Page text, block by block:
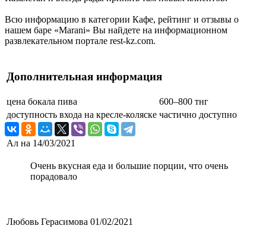
Всю информацию в категории Кафе, рейтинг и отзывы о
нашем баре «Marani» Вы найдете на информационном
развлекательном портале rest-kz.com.
Дополнительная информация
цена бокала пива
600–800 тнг
доступность входа на кресле-коляске частично доступно
Ал на 14/03/2021
Очень вкусная еда и большие порции, что очень
порадовало
Любовь Герасимова 01/02/2021